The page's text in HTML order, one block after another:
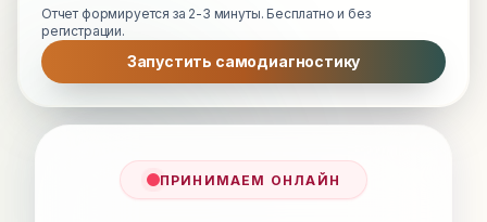
Отчет формируется за 2-3 минуты. Бесплатно и без
регистрации.
Запустить самодиагностику
ПРИНИМАЕМ ОНЛАЙН